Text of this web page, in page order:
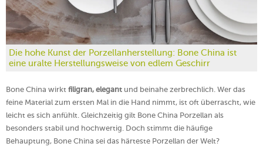
Die hohe Kunst der Porzellanherstellung: Bone China ist
eine uralte Herstellungsweise von edlem Geschirr
Bone China wirkt filigran, elegant und beinahe zerbrechlich. Wer das
feine Material zum ersten Mal in die Hand nimmt, ist oft überrascht, wie
leicht es sich anfühlt. Gleichzeitig gilt Bone China Porzellan als
besonders stabil und hochwertig. Doch stimmt die häufige
Behauptung, Bone China sei das härteste Porzellan der Welt?